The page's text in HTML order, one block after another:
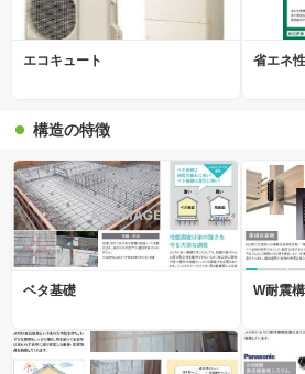
エコキュート 省エネ
構造の特徴
ベタ基礎 W耐震